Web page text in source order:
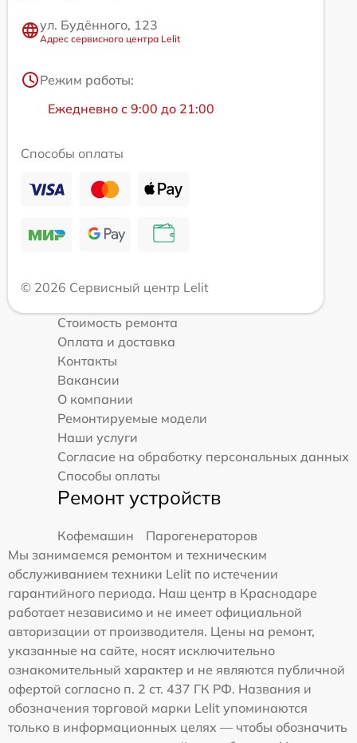
ул. Будённого, 123
Адрес сервисного центра Lelit
Режим работы:
Ежедневно с 9:00 до 21:00
Способы оплаты
© 2026 Сервисный центр Lelit
Стоимость ремонта
Оплата и доставка
Контакты
Вакансии
О компании
Ремонтируемые модели
Наши услуги
Согласие на обработку персональных данных
Способы оплаты
Ремонт устройств
Кофемашин
Парогенераторов
Мы занимаемся ремонтом и техническим
обслуживанием техники Lelit по истечении
гарантийного периода. Наш центр в Краснодаре
работает независимо и не имеет официальной
авторизации от производителя. Цены на ремонт,
указанные на сайте, носят исключительно
ознакомительный характер и не являются публичной
офертой согласно п. 2 ст. 437 ГК РФ. Названия и
обозначения торговой марки Lelit упоминаются
только в информационных целях — чтобы обозначить